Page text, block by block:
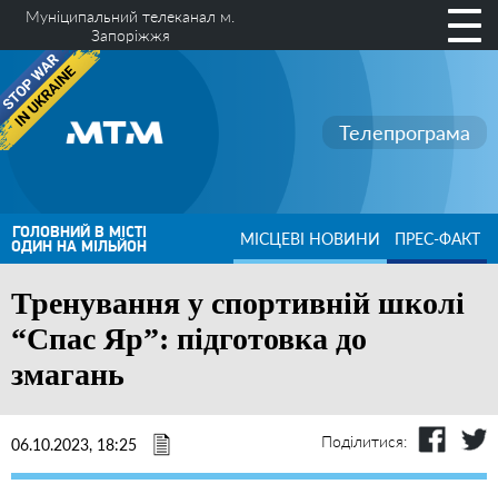
Муніципальний телеканал м.
Запоріжжя
Телепрограма
ГОЛОВНИЙ В МІСТІ
ОДИН НА МІЛЬЙОН МІСЦЕВІ НОВИНИ ПРЕС-ФАКТ
Тренування у спортивній школі
“Спас Яр”: підготовка до
змагань
06.10.2023, 18:25 Поділитися: